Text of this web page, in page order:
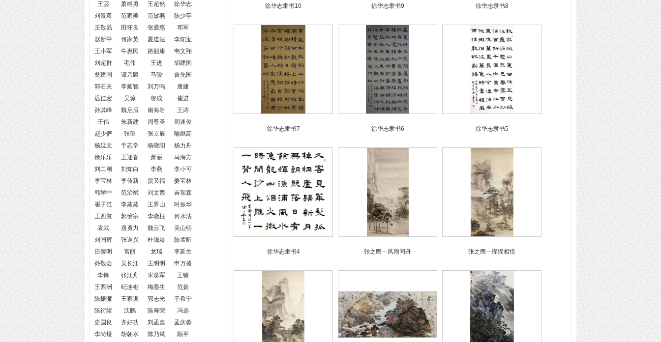
王宓
萧维勇 王超然
徐华志
刘景双
范家美 范敏燕
陈少亭
王敬易
田怀良 张爱惠
邓军
赵新平
何家英 夏道法
李知宝
王小军
牛惠民 路韶康
韦文翔
刘超群
毛伟 王进
胡建国
桑建国
谭乃麟 马骏
曾先国
郭石夫
李延智 刘万鸣
唐建
迟佳宏
吴琼 贺成
崔进
孙其峰
魏启后 南海岩
王涛
王伟
朱新建 周尊圣
周逢俊
赵少俨
张望 张立辰
喻继高
杨延文
于志学 杨晓阳
杨力舟
徐乐乐
王迎春 萧丽
马海方
刘二刚
刘知白 李燕
李小可
李宝林
李传新 贾又福
姜宝林
韩学中
范治斌 刘文西
吉瑞森
崔子范
李蒸蒸 王界山
时振华
王西京
郭怡宗 李晓柱
何水法
袁武
唐勇力 魏云飞
吴山明
刘国辉
张道兴 杜滋龄
陈孟昕
田黎明
宫丽 龙瑞
李延生
孙敬会
吴长江 王明明
申万盛
李铎
张江舟 宋彦军
王镛
王西洲
纪连彬 梅墨生
范扬
陈振濂
王家训 郭志光
于希宁
陈衍绪
沈鹏 陈寿荣
冯远
史国良
齐好功 刘孟嘉
孟庆淼
李尚煜
胡朝水 陈乃斌
顾平
徐华志隶书10 徐华志隶书9 徐华志隶书8
徐华志隶书7 徐华志隶书6 徐华志隶书5
徐华志隶书4 张之鹰---风雨同舟 张之鹰---惺惺相惜